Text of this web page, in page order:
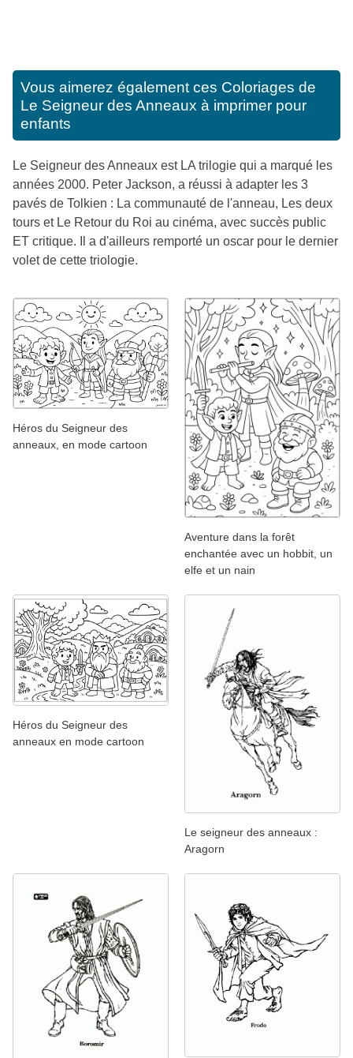
Vous aimerez également ces Coloriages de
Le Seigneur des Anneaux à imprimer pour
enfants
Le Seigneur des Anneaux est LA trilogie qui a marqué les
années 2000. Peter Jackson, a réussi à adapter les 3
pavés de Tolkien : La communauté de l'anneau, Les deux
tours et Le Retour du Roi au cinéma, avec succès public
ET critique. Il a d'ailleurs remporté un oscar pour le dernier
volet de cette triologie.
Héros du Seigneur des
anneaux, en mode cartoon
Aventure dans la forêt
enchantée avec un hobbit, un
elfe et un nain
Héros du Seigneur des
anneaux en mode cartoon
Le seigneur des anneaux :
Aragorn